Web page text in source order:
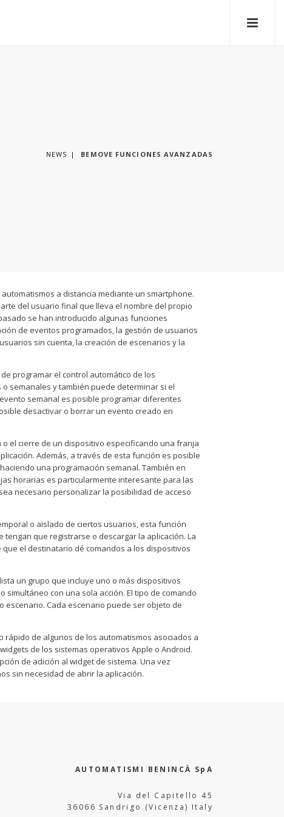
NEWS BEMOVE FUNCIONES AVANZADAS
a distancia mediante un smartphone.
del usuario final que lleva el nombre del propio
se han introducido algunas funciones
de eventos programados, la gestión de usuarios
sin cuenta, la creación de escenarios y la
programar el control automático de los
semanales y también puede determinar si el
semanal es posible programar diferentes
desactivar o borrar un evento creado en
o el cierre de un dispositivo especificando una franja
Además, a través de esta función es posible
una programación semanal. También en
horarias es particularmente interesante para las
necesario personalizar la posibilidad de acceso
o aislado de ciertos usuarios, esta función
que registrarse o descargar la aplicación. La
el destinatario dé comandos a los dispositivos
un grupo que incluye uno o más dispositivos
con una sola acción. El tipo de comando
Cada escenario puede ser objeto de
rápido de algunos de los automatismos asociados a
de los sistemas operativos Apple o Android.
de adición al widget de sistema. Una vez
sin necesidad de abrir la aplicación.
AUTOMATISMI BENINCÀ SpA
Via del Capitello 45
36066 Sandrigo (Vicenza) Italy